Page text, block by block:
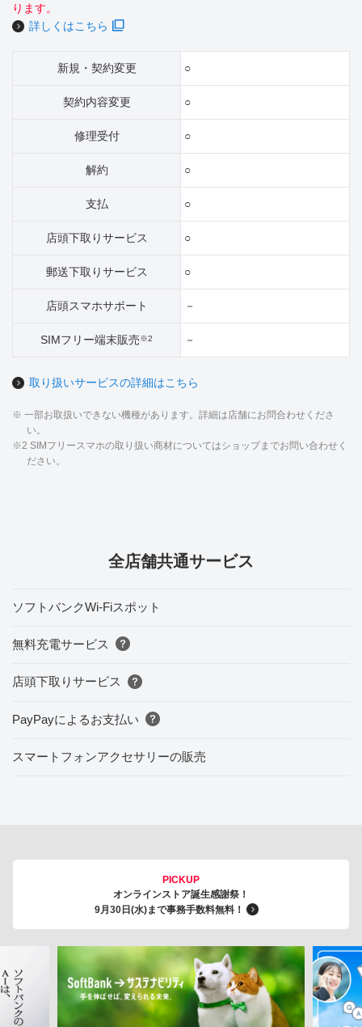
ります。
詳しくはこちら
新規・契約変更 ○
契約内容変更 ○
修理受付 ○
解約 ○
支払 ○
店頭下取りサービス ○
郵送下取りサービス ○
店頭スマホサポート －
SIMフリー端末販売※2 －
取り扱いサービスの詳細はこちら
※ 一部お取扱いできない機種があります。詳細は店舗にお問合わせくださ
い。
※2 SIMフリースマホの取り扱い商材についてはショップまでお問い合わせく
ださい。
全店舗共通サービス
ソフトバンクWi-Fiスポット
無料充電サービス
店頭下取りサービス
PayPayによるお支払い
スマートフォンアクセサリーの販売
PICKUP
オンラインストア誕生感謝祭！
9月30日(水)まで事務手数料無料！